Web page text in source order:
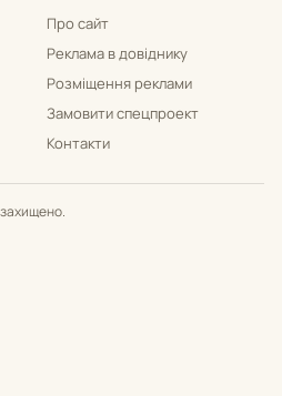
Про сайт
Реклама в довіднику
Розміщення реклами
Замовити спецпроект
Контакти
захищено.